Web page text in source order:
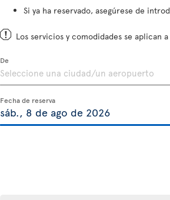
Si ya ha reservado, asegúrese de
Los servicios y comodidades se aplican
De
Fecha de reserva